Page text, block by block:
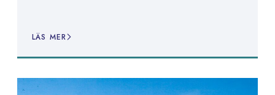
LÄS MER